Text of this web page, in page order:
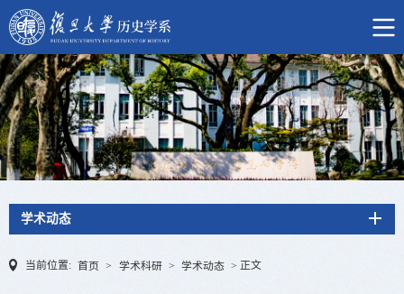
学术动态
当前位置: 首页 > 学术科研 > 学术动态 > 正文